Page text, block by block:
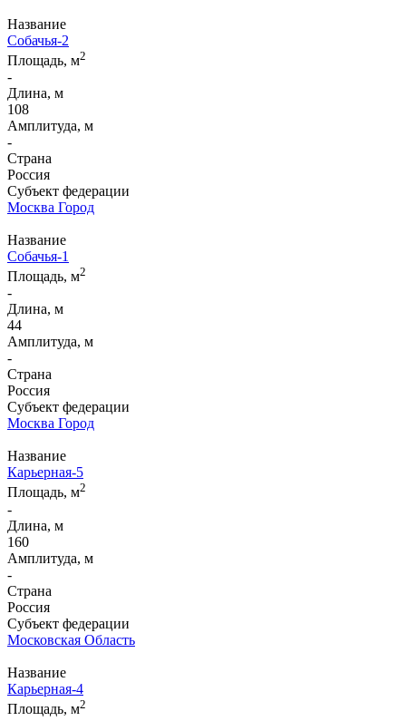
Название
Собачья-2
Площадь, м2
-
Длина, м
108
Амплитуда, м
-
Страна
Россия
Субъект федерации
Москва Город
Название
Собачья-1
Площадь, м2
-
Длина, м
44
Амплитуда, м
-
Страна
Россия
Субъект федерации
Москва Город
Название
Карьерная-5
Площадь, м2
-
Длина, м
160
Амплитуда, м
-
Страна
Россия
Субъект федерации
Московская Область
Название
Карьерная-4
Площадь, м2